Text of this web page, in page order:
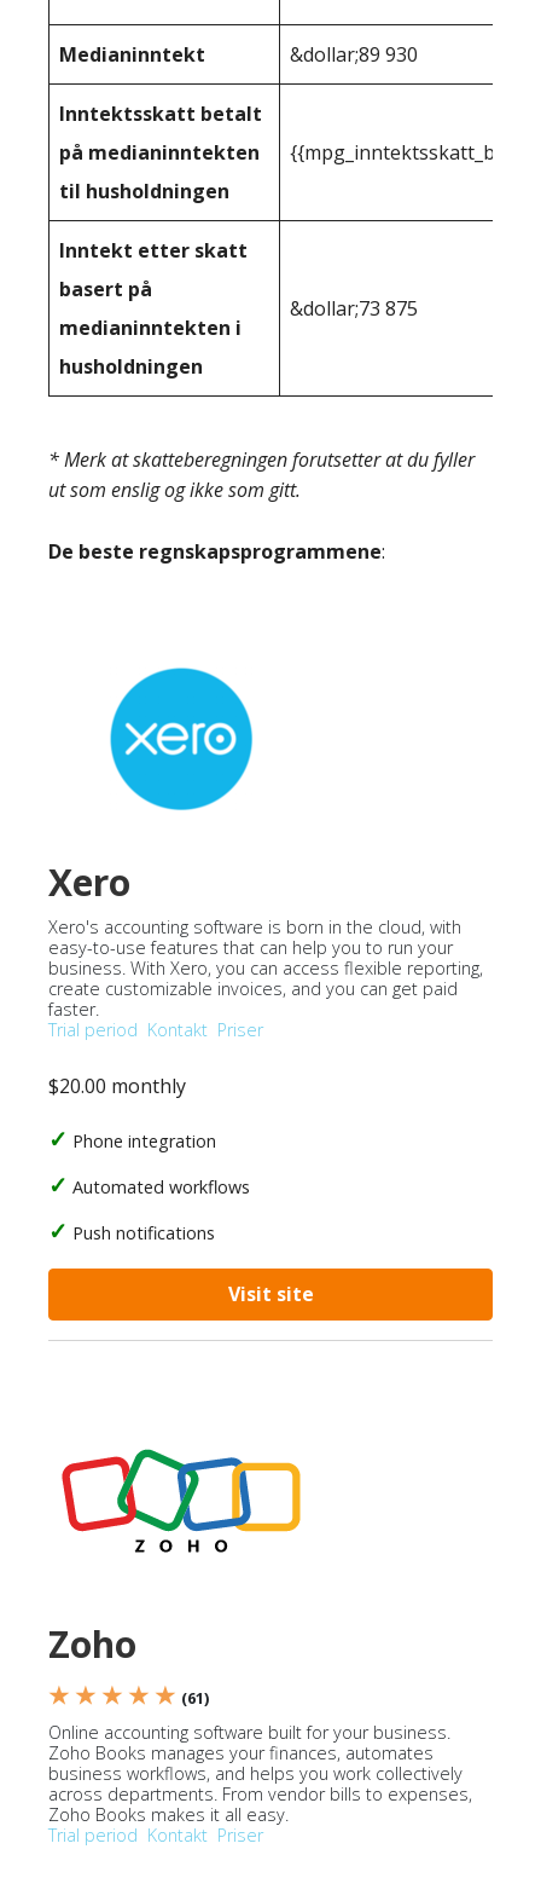
Medianinntekt &dollar;89 930
Inntektsskatt betalt
på medianinntekten
til husholdningen
Inntekt etter skatt
basert på
medianinntekten i
husholdningen
&dollar;73 875
* Merk at skatteberegningen forutsetter at du fyller
ut som enslig og ikke som gitt.
De beste regnskapsprogrammene:
Xero
Xero's accounting software is born in the cloud, with
easy-to-use features that can help you to run your
business. With Xero, you can access flexible reporting,
create customizable invoices, and you can get paid
faster.
Trial period Kontakt Priser
$20.00 monthly
Phone integration
Automated workflows
Push notifications
Visit site
Zoho
★ ★ ★ ★ ★ (61)
Online accounting software built for your business.
Zoho Books manages your finances, automates
business workflows, and helps you work collectively
across departments. From vendor bills to expenses,
Zoho Books makes it all easy.
Trial period Kontakt Priser